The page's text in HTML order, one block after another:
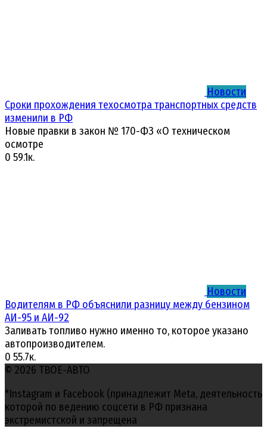
Новости
Сроки прохождения техосмотра транспортных средств
изменили в РФ
Новые правки в закон № 170-ФЗ «О техническом
осмотре
0 59.1к.
Новости
Водителям в РФ объяснили разницу между бензином
АИ-95 и АИ-92
Заливать топливо нужно именно то, которое указано
автопроизводителем.
0 55.7к.
© 2026 ТВОЕ-АВТО
*Instagram и Facebook (принадлежит Meta, деятельность
которой по ведению соцсети в РФ признана
экстремистской и запрещена